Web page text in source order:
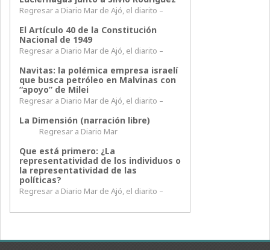
Regresar a Diario Mar de Ajó, el diarito –
El Artículo 40 de la Constitución
Nacional de 1949
Regresar a Diario Mar de Ajó, el diarito –
Navitas: la polémica empresa israelí
que busca petróleo en Malvinas con
“apoyo” de Milei
Regresar a Diario Mar de Ajó, el diarito –
La Dimensión (narración libre)
Regresar a Diario Mar
Que está primero: ¿La
representatividad de los individuos o
la representatividad de las
políticas?
Regresar a Diario Mar de Ajó, el diarito –